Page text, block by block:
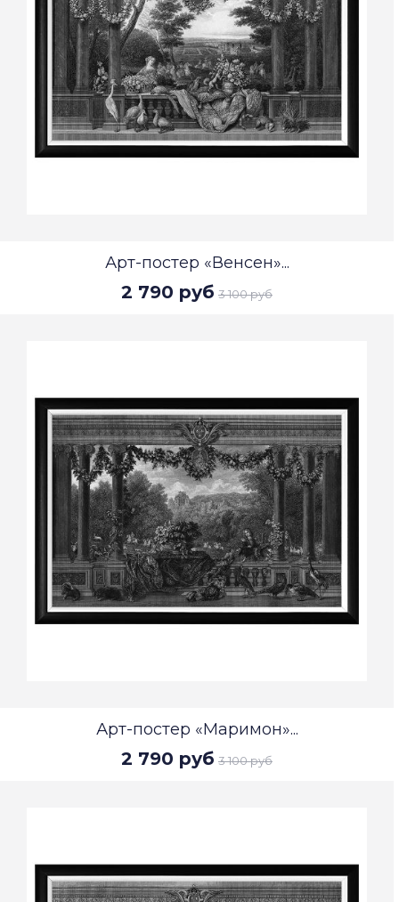
Арт-постер «Венсен»...
2 790 руб 3 100 руб
Арт-постер «Маримон»...
2 790 руб 3 100 руб